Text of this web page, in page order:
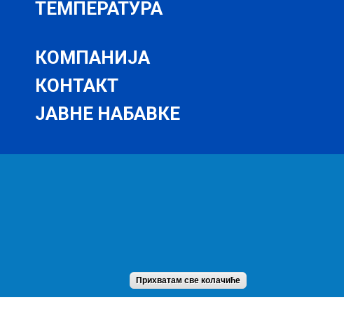
ТЕМПЕРАТУРА
КОМПАНИЈА
КОНТАКТ
ЈАВНЕ НАБАВКЕ
Прихватам све колачиће